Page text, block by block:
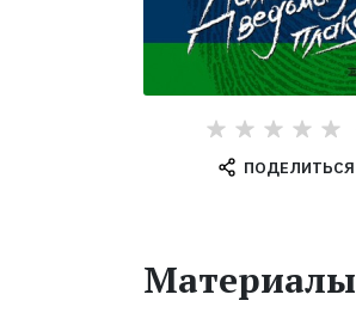
ПОДЕЛИТЬСЯ
Материалы